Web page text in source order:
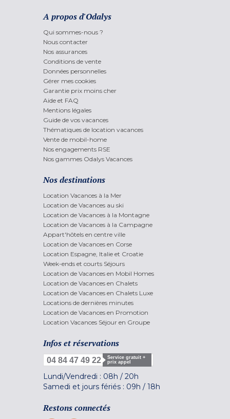
A propos d'Odalys
Qui sommes-nous ?
Nous contacter
Nos assurances
Conditions de vente
Données personnelles
Gérer mes cookies
Garantie prix moins cher
Aide et FAQ
Mentions légales
Guide de vos vacances
Thématiques de location vacances
Vente de mobil-home
Nos engagements RSE
Nos gammes Odalys Vacances
Nos destinations
Location Vacances à la Mer
Location de Vacances au ski
Location de Vacances à la Montagne
Location de Vacances à la Campagne
Appart'hôtels en centre ville
Location de Vacances en Corse
Location Espagne, Italie et Croatie
Week-ends et courts Séjours
Location de Vacances en Mobil Homes
Location de Vacances en Chalets
Location de Vacances en Chalets Luxe
Locations de dernières minutes
Location de Vacances en Promotion
Location Vacances Séjour en Groupe
Infos et réservations
04 84 47 49 22
Service gratuit +
prix appel
Lundi/Vendredi : 08h / 20h
Samedi et jours fériés : 09h / 18h
Restons connectés